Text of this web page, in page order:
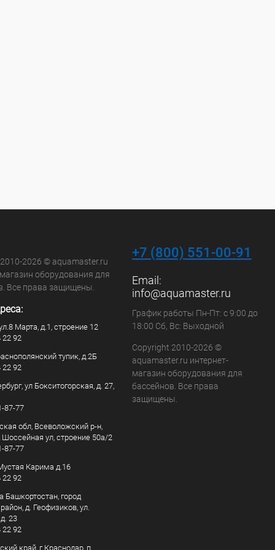
2026 © aquamaster.ru
оборудования для
Все права защищены.
Марта, д.1, строение 12
22 92
тупик, д.2Б
22 92
ул Бокситогорская, д. 27,
87-77
обл, Всеволожский р-н,
Шоссейная ул, строение 50а/2
87-77
Карима д.16
22 92
Башкортостан, город
д. Геофизиков, ул.
23
22 92
край, г Краснодар, п
+7 (800) 551-00-91
Email:
info@aquamaster.ru
График работы Пн-Пт: с 9:00 до
18:00 Сб, Вс: Выходной
Copyright 2010-2026 ©
aquamaster.ru интернет-
магазин оборудования для
бассейнов. Все права
защищены.